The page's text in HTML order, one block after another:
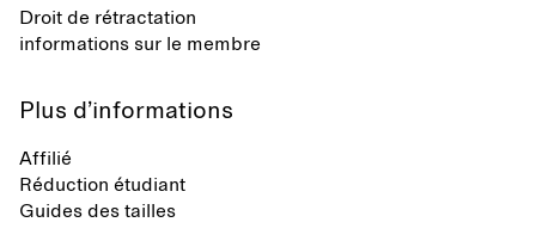
Droit de rétractation
informations sur le membre
Plus d’informations
Affilié
Réduction étudiant
Guides des tailles